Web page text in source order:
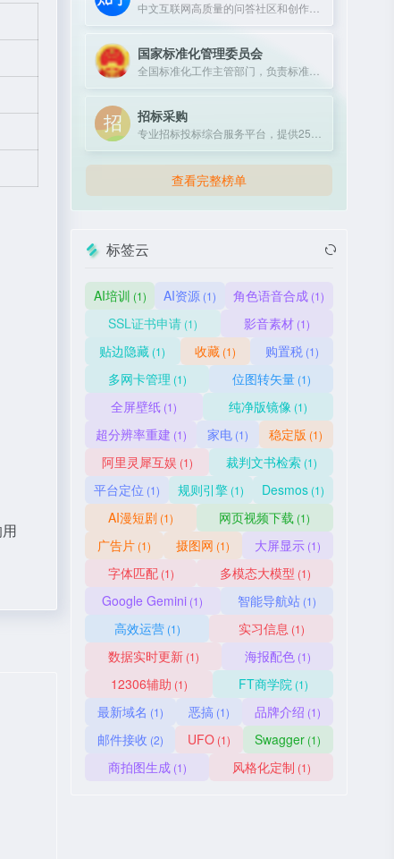
国家标准化管理委员会
招标采购
查看完整榜单
标签云
AI培训 (1) AI资源(1) 角色语音合成 (1)
SSL证书申请 (1) 影音素材 (1)
贴边隐藏 (1) 收藏 (1) 购置税 (1)
多网卡管理 (1) 位图转矢量(1)
全屏壁纸 (1) 纯净版镜像 (1)
超分辨率重建 (1) 家电(1) 稳定版 (1)
阿里灵犀互娱 (1) 裁判文书检索(1)
平台定位 (1) 规则引擎 (1) Desmos (1)
AI漫短剧(1) 网页视频下载 (1)
广告片 (1) 摄图网 (1) 大屏显示 (1)
字体匹配(1) 多模态大模型 (1)
Google Gemini (1) 智能导航站(1)
高效运营(1) 实习信息 (1)
数据实时更新(1) 海报配色(1)
12306辅助 (1) FT商学院 (1)
最新域名 (1) 恶搞 (1) 品牌介绍 (1)
邮件接收 (2) UFO(1) Swagger (1)
商拍图生成(1) 风格化定制 (1)